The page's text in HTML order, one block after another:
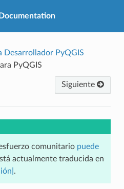
Desarrollador PyQGIS
PyQGIS
Siguiente
comunitario puede
actualmente traducida en
.